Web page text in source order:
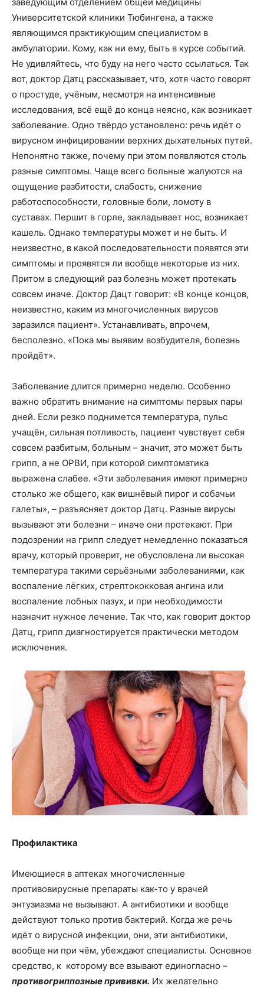
Университетской клиники Тюбингена, а также
являющимся практикующим специалистом в
амбулатории. Кому, как ни ему, быть в курсе событий.
Не удивляйтесь, что буду на него часто ссылаться. Так
вот, доктор Датц рассказывает, что, хотя часто говорят
о простуде, учёным, несмотря на интенсивные
исследования, всё ещё до конца неясно, как возникает
заболевание. Одно твёрдо установлено: речь идёт о
вирусном инфицировании верхних дыхательных путей.
Непонятно также, почему при этом появляются столь
разные симптомы. Чаще всего больные жалуются на
ощущение разбитости, слабость, снижение
работоспособности, головные боли, ломоту в
суставах. Першит в горле, закладывает нос, возникает
кашель. Однако температуры может и не быть. И
неизвестно, в какой последовательности появятся эти
симптомы и проявятся ли вообще некоторые из них.
Притом в следующий раз болезнь может протекать
совсем иначе. Доктор Дацт говорит: «В конце концов,
неизвестно, каким из многочисленных вирусов
заразился пациент». Устанавливать, впрочем,
бесполезно. «Пока мы выявим возбудителя, болезнь
пройдёт».
Заболевание длится примерно неделю. Особенно
важно обратить внимание на симптомы первых пары
дней. Если резко поднимется температура, пульс
учащён, сильная потливость, пациент чувствует себя
совсем разбитым, больным – значит, это может быть
грипп, а не ОРВИ, при которой симптоматика
выражена слабее. «Эти заболевания имеют примерно
столько же общего, как вишнёвый пирог и собачьи
галеты», – разъясняет доктор Датц. Разные вирусы
вызывают эти болезни – иначе они протекают. При
подозрении на грипп следует немедленно показаться
врачу, который проверит, не обусловлена ли высокая
температура такими серьёзными заболеваниями, как
воспаление лёгких, стрептококковая ангина или
воспаление лобных пазух, и при необходимости
назначит нужное лечение. Так что, как говорит доктор
Датц, грипп диагностируется практически методом
исключения.
Профилактика
Имеющиеся в аптеках многочисленные
противовирусные препараты как-то у врачей
энтузиазма не вызывают. А антибиотики и вообще
действуют только против бактерий. Когда же речь
идёт о вирусной инфекции, они, эти антибиотики,
вообще ни при чём, убеждают специалисты. Основное
средство, к которому все взывают единогласно –
противогриппозные прививки. Их желательно